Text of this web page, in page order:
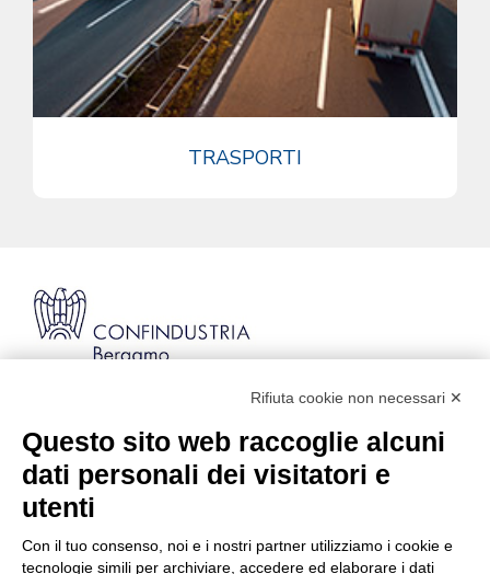
TRASPORTI
Codice Fiscale: 80021750163 | PEC:
info@pec.confindustriabergamo.it
CONFINDUSTRIA BERGAMO
Rifiuta cookie non necessari ✕
Questo sito web raccoglie alcuni
dati personali dei visitatori e
utenti
Con il tuo consenso, noi e i nostri partner utilizziamo i cookie e
tecnologie simili per archiviare, accedere ed elaborare i dati